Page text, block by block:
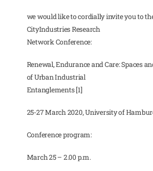
we would like to cordially invite you to
CityIndustries Research
Network Conference:
Renewal, Endurance and Care: Spaces
of Urban Industrial
Entanglements [1]
25-27 March 2020, University of
Conference program:
March 25 – 2.00 p.m.